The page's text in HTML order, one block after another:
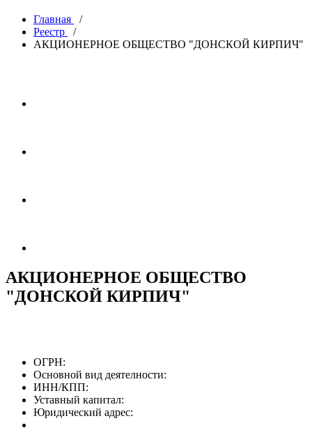
Главная
/
Реестр
/
АКЦИОНЕРНОЕ ОБЩЕСТВО "ДОНСКОЙ КИРПИЧ"
АКЦИОНЕРНОЕ ОБЩЕСТВО
"ДОНСКОЙ КИРПИЧ"
ОГРН:
Основной вид деятелности:
ИНН/КПП:
Уставный капитал:
Юридический адрес: